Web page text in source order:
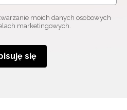
moich danych osobowych
marketingowych.
się